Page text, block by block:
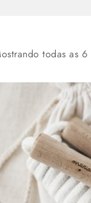
todas as 6